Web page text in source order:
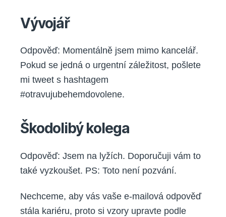
Vývojář
Odpověď: Momentálně jsem mimo kancelář.
Pokud se jedná o urgentní záležitost, pošlete
mi tweet s hashtagem
#otravujubehemdovolene.
Škodolibý kolega
Odpověď: Jsem na lyžích. Doporučuji vám to
také vyzkoušet. PS: Toto není pozvání.
Nechceme, aby vás vaše e-mailová odpověď
stála kariéru, proto si vzory upravte podle